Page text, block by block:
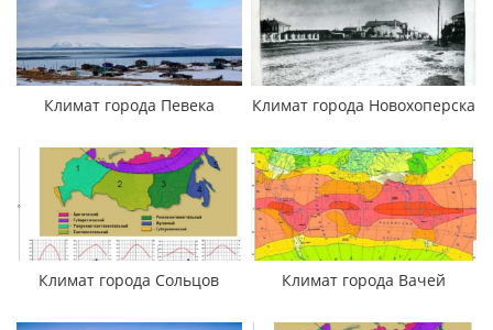
Климат города Певека Климат города Новохоперска
Климат города Сольцов Климат города Вачей